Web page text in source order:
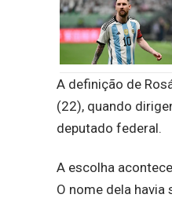
A definição de
(22), quando
deputado federal.
A escolha
O nome dela